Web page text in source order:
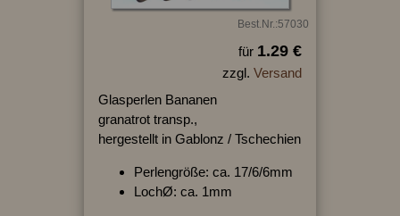
Best.Nr.:57030
für 1.29 €
zzgl. Versand
Glasperlen Bananen
granatrot transp.,
hergestellt in Gablonz / Tschechien
Perlengröße: ca. 17/6/6mm
LochØ: ca. 1mm